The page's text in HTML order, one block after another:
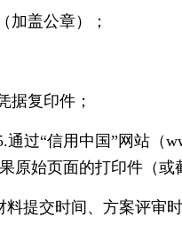
盖公章）；
复印件；
“信用中国”网站（
原始页面的打印件（或
交时间、方案评审时